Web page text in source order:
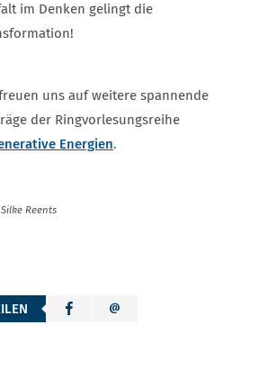
im Denken gelingt die
uns auf weitere spannende
der Ringvorlesungsreihe
Energien.
Reents